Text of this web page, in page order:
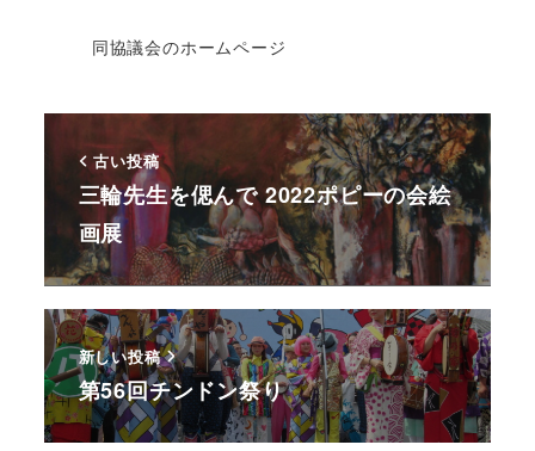
同協議会のホームページ
古い投稿
三輪先生を偲んで 2022ポピーの会絵
画展
新しい投稿
第56回チンドン祭り